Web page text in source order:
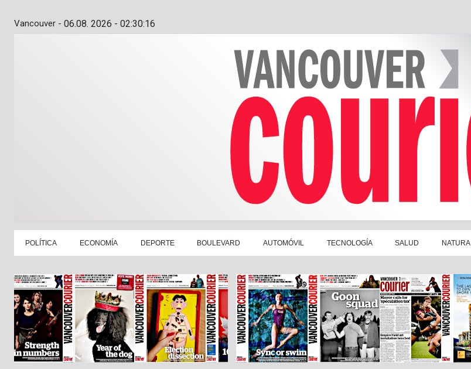
Vancouver - 06.08. 2026 - 02:30:17
POLÍTICA ECONOMÍA DEPORTE BOULEVARD AUTOMÓVIL TECNOLOGÍA SALUD NATURA